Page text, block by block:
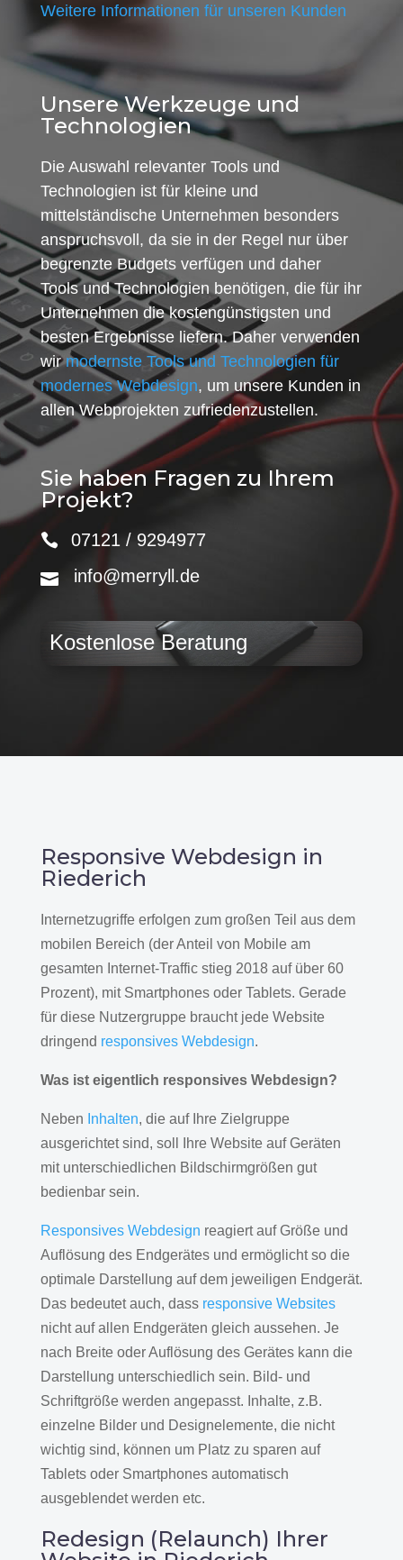
Weitere Informationen für unseren Kunden
Unsere Werkzeuge und
Technologien
Die Auswahl relevanter Tools und
Technologien ist für kleine und
mittelständische Unternehmen besonders
anspruchsvoll, da sie in der Regel nur über
begrenzte Budgets verfügen und daher
Tools und Technologien benötigen, die für ihr
Unternehmen die kostengünstigsten und
besten Ergebnisse liefern. Daher verwenden
wirmodernste Tools und Technologien für
modernes Webdesign, um unsere Kunden in
allen Webprojekten zufriedenzustellen.
Sie haben Fragen zu Ihrem
Projekt?
07121 / 9294977
info@merryll.de
Kostenlose Beratung
Responsive Webdesign in
Riederich
Internetzugriffe erfolgen zum großen Teil aus dem
mobilen Bereich (der Anteil von Mobile am
gesamten Internet-Traffic stieg 2018 auf über 60
Prozent), mit Smartphones oder Tablets. Gerade
für diese Nutzergruppe braucht jede Website
dringend responsives Webdesign.
Was ist eigentlich responsives Webdesign?
Neben Inhalten, die auf Ihre Zielgruppe
ausgerichtet sind, soll Ihre Website auf Geräten
mit unterschiedlichen Bildschirmgrößen gut
bedienbar sein.
Responsives Webdesign reagiert auf Größe und
Auflösung des Endgerätes und ermöglicht so die
optimale Darstellung auf dem jeweiligen Endgerät.
Das bedeutet auch, dass responsive Websites
nicht auf allen Endgeräten gleich aussehen. Je
nach Breite oder Auflösung des Gerätes kann die
Darstellung unterschiedlich sein. Bild- und
Schriftgröße werden angepasst. Inhalte, z.B.
einzelne Bilder und Designelemente, die nicht
wichtig sind, können um Platz zu sparen auf
Tablets oder Smartphones automatisch
ausgeblendet werden etc.
Redesign (Relaunch) Ihrer